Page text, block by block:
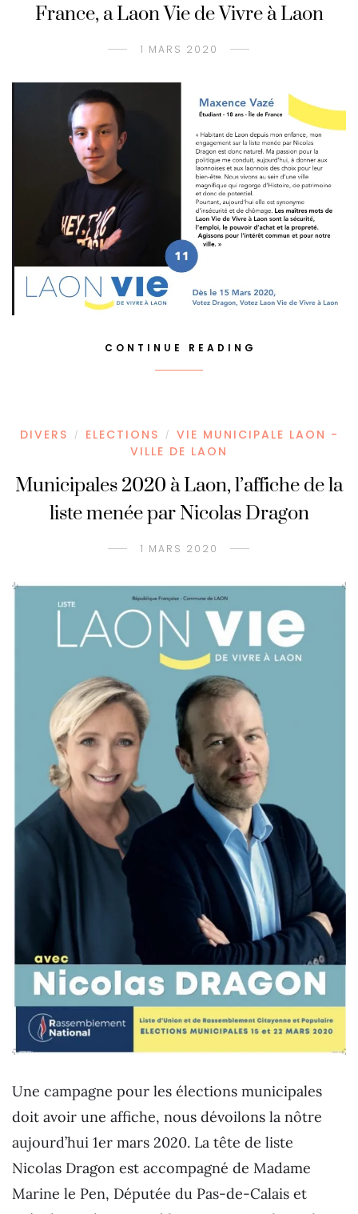
France, a Laon Vie de Vivre à Laon
1 MARS 2020
CONTINUE READING
DIVERS / ELECTIONS /
VIE MUNICIPALE LAON -
VILLE DE LAON
Municipales 2020 à Laon, l’affiche de la
liste menée par Nicolas Dragon
1 MARS 2020
Une campagne pour les élections municipales
doit avoir une affiche, nous dévoilons la nôtre
aujourd’hui 1er mars 2020. La tête de liste
Nicolas Dragon est accompagné de Madame
Marine le Pen, Députée du Pas-de-Calais et